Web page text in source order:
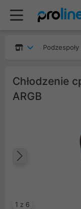
Chłodzenie
ARGB
1 z 6